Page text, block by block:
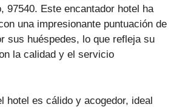
97540. Este encantador hotel ha
una impresionante puntuación de
sus huéspedes, lo que refleja su
la calidad y el servicio
hotel es cálido y acogedor, ideal